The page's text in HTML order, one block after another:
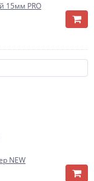
15мм PRO
NEW